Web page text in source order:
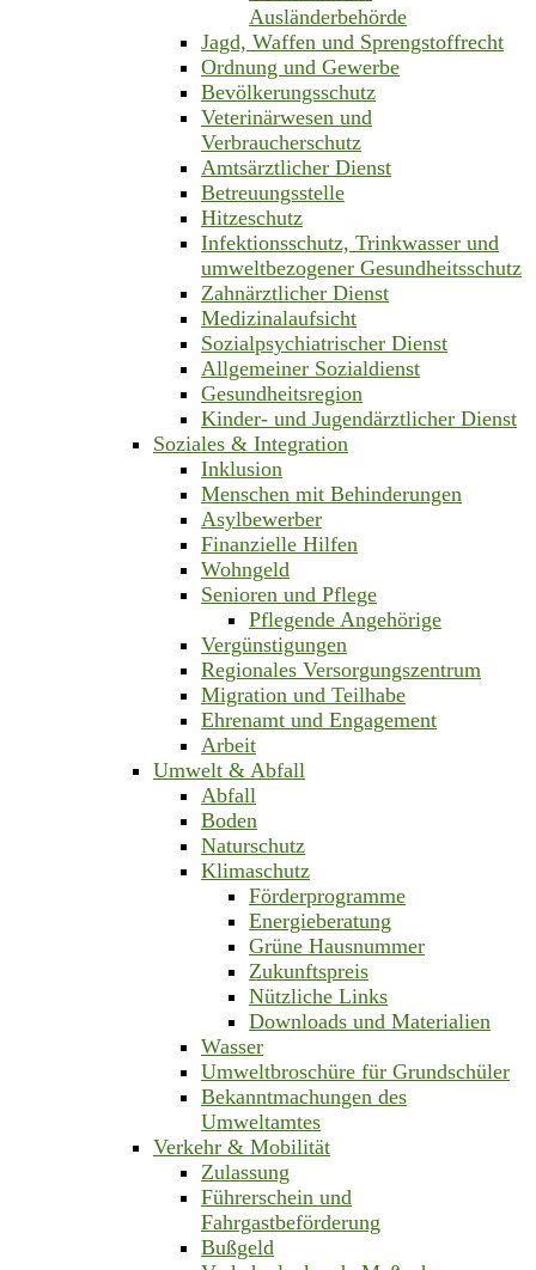
Ausländerbehörde
Jagd, Waffen und Sprengstoffrecht
Ordnung und Gewerbe
Bevölkerungsschutz
Veterinärwesen und
Verbraucherschutz
Amtsärztlicher Dienst
Betreuungsstelle
Hitzeschutz
Infektionsschutz, Trinkwasser und
umweltbezogener Gesundheitsschutz
Zahnärztlicher Dienst
Medizinalaufsicht
Sozialpsychiatrischer Dienst
Allgemeiner Sozialdienst
Gesundheitsregion
Kinder- und Jugendärztlicher Dienst
Soziales & Integration
Inklusion
Menschen mit Behinderungen
Asylbewerber
Finanzielle Hilfen
Wohngeld
Senioren und Pflege
Pflegende Angehörige
Vergünstigungen
Regionales Versorgungszentrum
Migration und Teilhabe
Ehrenamt und Engagement
Arbeit
Umwelt & Abfall
Abfall
Boden
Naturschutz
Klimaschutz
Förderprogramme
Energieberatung
Grüne Hausnummer
Zukunftspreis
Nützliche Links
Downloads und Materialien
Wasser
Umweltbroschüre für Grundschüler
Bekanntmachungen des
Umweltamtes
Verkehr & Mobilität
Zulassung
Führerschein und
Fahrgastbeförderung
Bußgeld